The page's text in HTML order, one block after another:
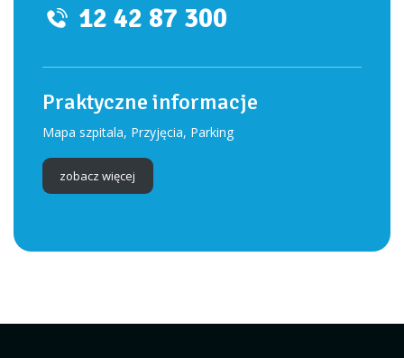
12 42 87 300
Praktyczne informacje
Mapa szpitala, Przyjęcia, Parking
zobacz więcej